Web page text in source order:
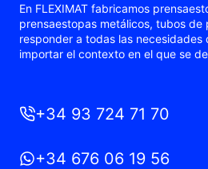
En FLEXIMAT fabricamos
prensaestopas metálicos, tubos de
responder a todas las necesidades
importar el contexto en el que se
+34 93 724 71 70
+34 676 06 19 56